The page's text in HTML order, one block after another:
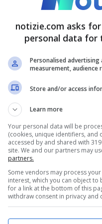
prezzi serviti
a +1,8%). Non solo,
dal mese di
allo scorso
segna un
rispetto a
per quanto
per idipendenti
notizie.com asks
personal data for
Personalised
measurement, audience
Store and/or access
Learn more
Your personal data will be
(cookies, unique identifiers, and
accessed by and shared with
site. We and our partners may
partners.
Some vendors may process
interest, which you can object
for a link at the bottom of this
withdraw consent in privacy and